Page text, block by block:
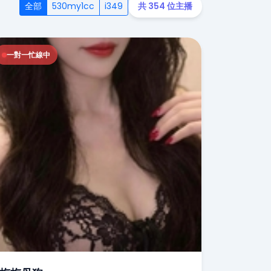
全部 530my1cc i349 共 354 位主播
一對一忙線中